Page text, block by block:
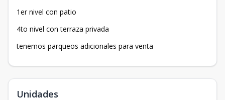
1er nivel con patio
4to nivel con terraza privada
tenemos parqueos adicionales para venta
Unidades